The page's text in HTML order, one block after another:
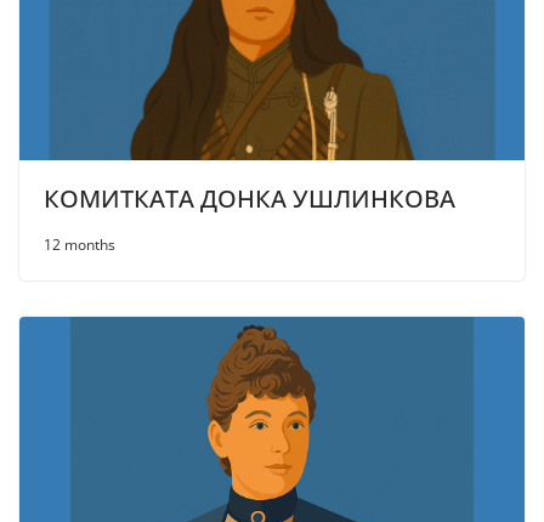
КОМИТКАТА ДОНКА УШЛИНКОВА
12 months